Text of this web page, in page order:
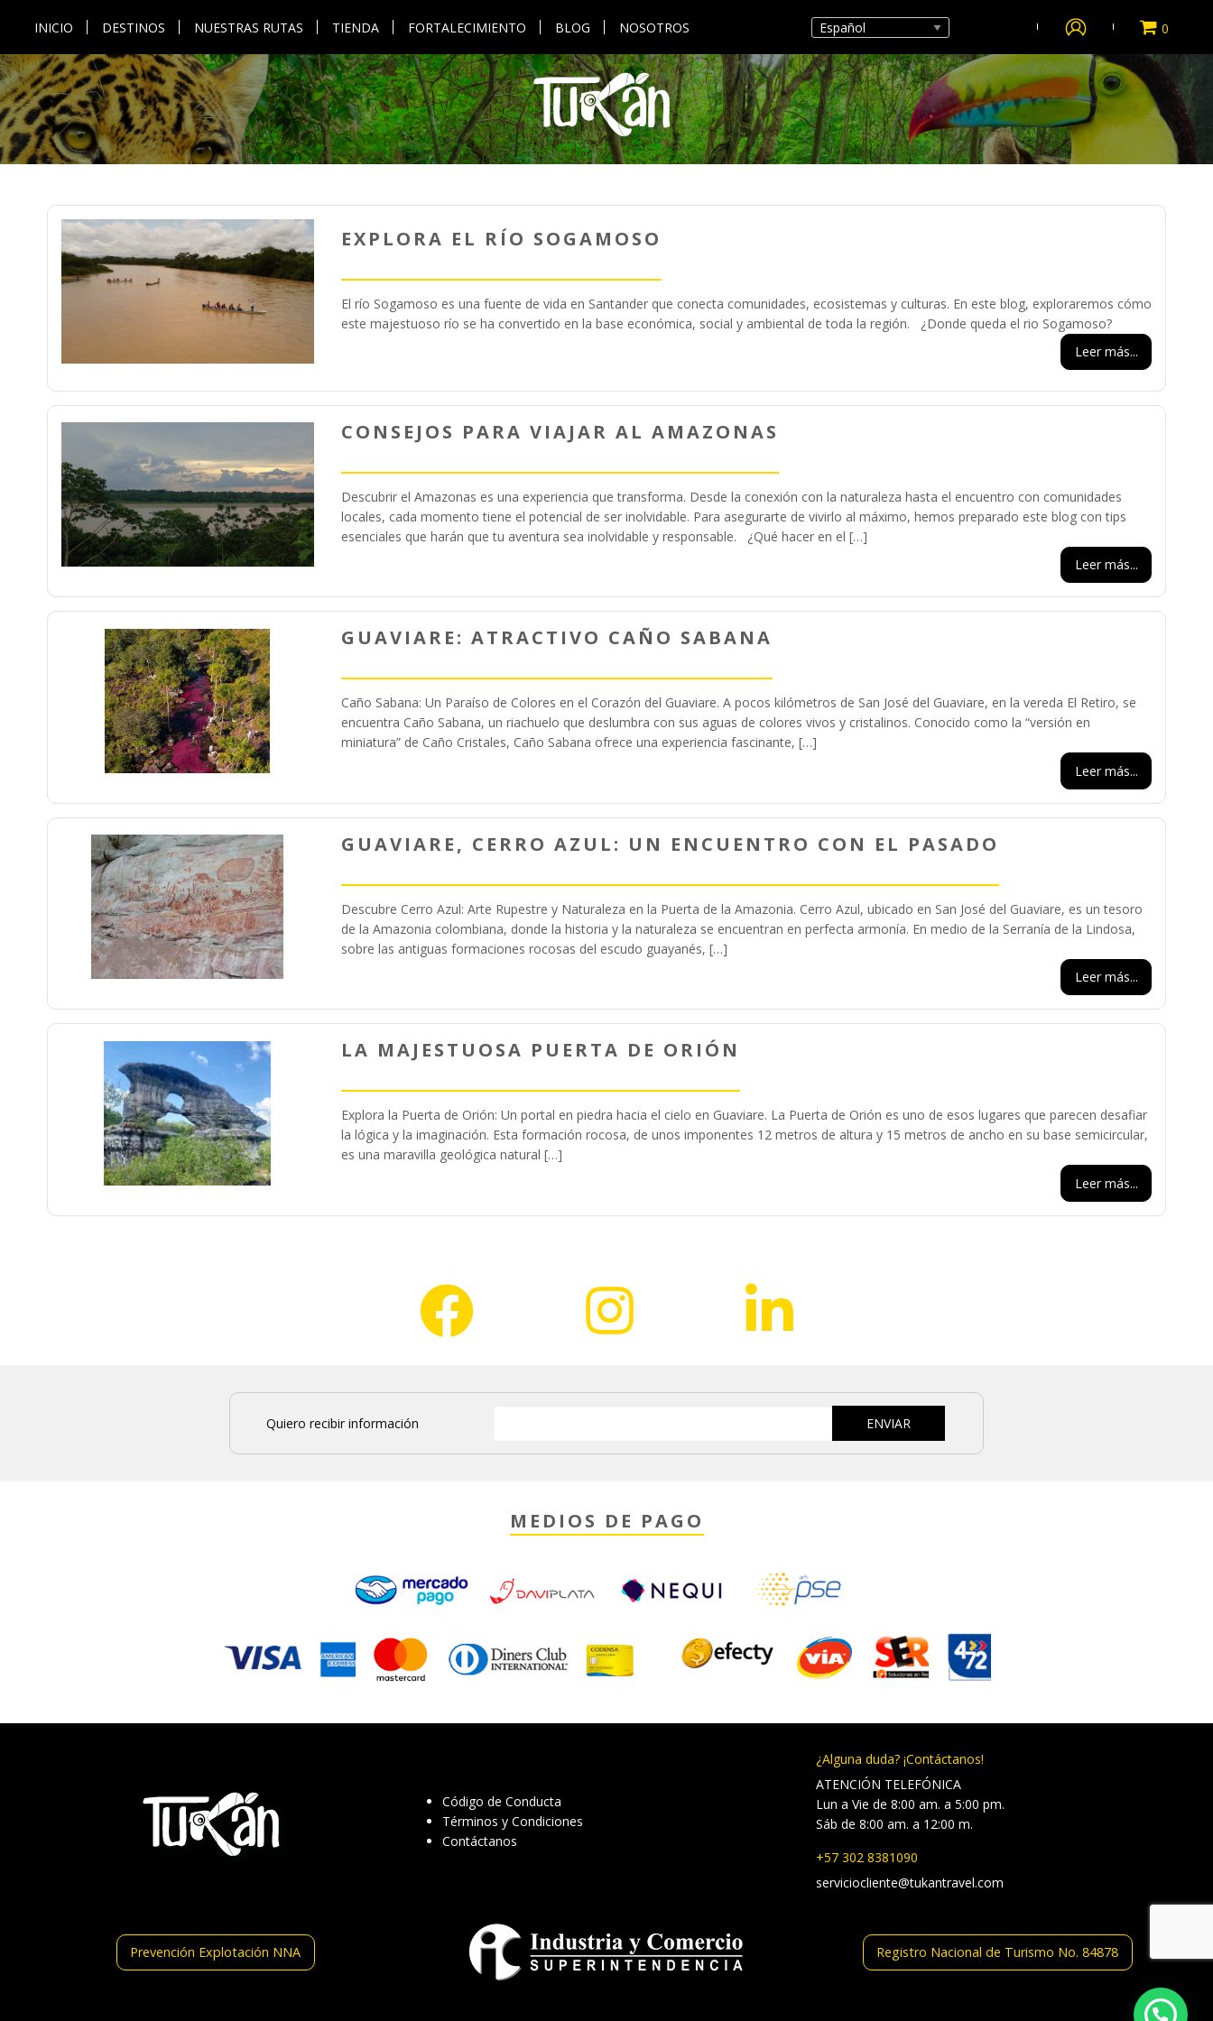
INICIO DESTINOS NUESTRAS RUTAS TIENDA FORTALECIMIENTO BLOG NOSOTROS 0
EXPLORA EL RÍO SOGAMOSO
El río Sogamoso es una fuente de vida en Santander que conecta comunidades, ecosistemas y culturas. En este blog, exploraremos cómo
este majestuoso río se ha convertido en la base económica, social y ambiental de toda la región. ¿Donde queda el rio Sogamoso?
Leer más...
CONSEJOS PARA VIAJAR AL AMAZONAS
Descubrir el Amazonas es una experiencia que transforma. Desde la conexión con la naturaleza hasta el encuentro con comunidades
locales, cada momento tiene el potencial de ser inolvidable. Para asegurarte de vivirlo al máximo, hemos preparado este blog con tips
esenciales que harán que tu aventura sea inolvidable y responsable. ¿Qué hacer en el […]
Leer más...
GUAVIARE: ATRACTIVO CAÑO SABANA
Caño Sabana: Un Paraíso de Colores en el Corazón del Guaviare. A pocos kilómetros de San José del Guaviare, en la vereda El Retiro, se
encuentra Caño Sabana, un riachuelo que deslumbra con sus aguas de colores vivos y cristalinos. Conocido como la “versión en
miniatura” de Caño Cristales, Caño Sabana ofrece una experiencia fascinante, […]
Leer más...
GUAVIARE, CERRO AZUL: UN ENCUENTRO CON EL PASADO
Descubre Cerro Azul: Arte Rupestre y Naturaleza en la Puerta de la Amazonia. Cerro Azul, ubicado en San José del Guaviare, es un tesoro
de la Amazonia colombiana, donde la historia y la naturaleza se encuentran en perfecta armonía. En medio de la Serranía de la Lindosa,
sobre las antiguas formaciones rocosas del escudo guayanés, […]
Leer más...
LA MAJESTUOSA PUERTA DE ORIÓN
Explora la Puerta de Orión: Un portal en piedra hacia el cielo en Guaviare. La Puerta de Orión es uno de esos lugares que parecen desafiar
la lógica y la imaginación. Esta formación rocosa, de unos imponentes 12 metros de altura y 15 metros de ancho en su base semicircular,
es una maravilla geológica natural […]
Leer más...
Quiero recibir información
MEDIOS DE PAGO
Código de Conducta
Términos y Condiciones
Contáctanos
¿Alguna duda? ¡Contáctanos!
ATENCIÓN TELEFÓNICA
Lun a Vie de 8:00 am. a 5:00 pm.
Sáb de 8:00 am. a 12:00 m.
+57 302 8381090
serviciocliente@tukantravel.com
Prevención Explotación NNA Registro Nacional de Turismo No. 84878